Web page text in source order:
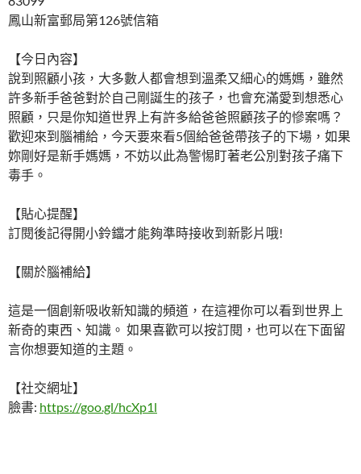
鳳山新富郵局第126號信箱
【今日內容】
說到照顧小孩，大多數人都會想到溫柔又細心的媽媽，雖然
許多新手爸爸對於自己剛誕生的孩子，也會充滿愛到想悉心
照顧，只是你知道世界上有許多給爸爸照顧孩子的慘案嗎？
歡迎來到腦補給，今天要來看5個給爸爸帶孩子的下場，如果
妳剛好是新手媽媽，不妨以此為警惕盯著老公別對孩子痛下
毒手。
【貼心提醒】
訂閱後記得開小鈴鐺才能夠準時接收到新影片哦!
【關於腦補給】
這是一個創新吸收新知識的頻道，在這裡你可以看到世界上
新奇的東西、知識。 如果喜歡可以按訂閱，也可以在下面留
言你想要知道的主題。
【社交網址】
臉書: https://goo.gl/hcXp1l